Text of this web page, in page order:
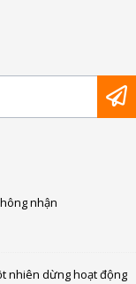
nhận
nhiên dừng hoạt động